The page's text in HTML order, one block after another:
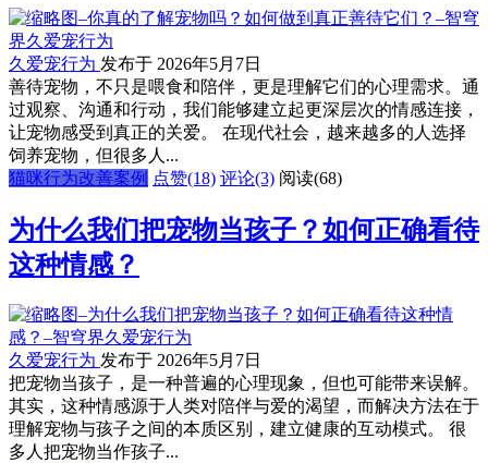
久爱宠行为 发布于 2026年5月7日
善待宠物，不只是喂食和陪伴，更是理解它们的心理需求。通
过观察、沟通和行动，我们能够建立起更深层次的情感连接，
让宠物感受到真正的关爱。 在现代社会，越来越多的人选择
饲养宠物，但很多人...
猫咪行为改善案例 点赞(18) 评论(3) 阅读(68)
为什么我们把宠物当孩子？如何正确看待
这种情感？
久爱宠行为 发布于 2026年5月7日
把宠物当孩子，是一种普遍的心理现象，但也可能带来误解。
其实，这种情感源于人类对陪伴与爱的渴望，而解决方法在于
理解宠物与孩子之间的本质区别，建立健康的互动模式。 很
多人把宠物当作孩子...